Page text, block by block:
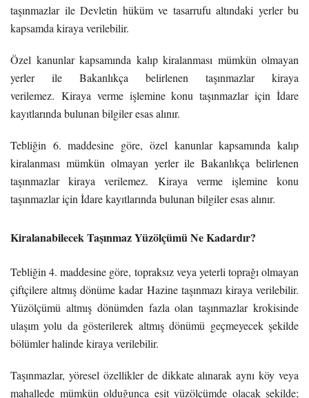
taşınmazlar ile Devletin hüküm ve tasarrufu altındaki yerler bu
kapsamda kiraya verilebilir.
Özel kanunlar kapsamında kalıp kiralanması mümkün olmayan
yerler ile Bakanlıkça belirlenen taşınmazlar kiraya
verilemez. Kiraya verme işlemine konu taşınmazlar için İdare
kayıtlarında bulunan bilgiler esas alınır.
Tebliğin 6. maddesine göre, özel kanunlar kapsamında kalıp
kiralanması mümkün olmayan yerler ile Bakanlıkça belirlenen
taşınmazlar kiraya verilemez. Kiraya verme işlemine konu
taşınmazlar için İdare kayıtlarında bulunan bilgiler esas alınır.
Kiralanabilecek Taşınmaz Yüzölçümü Ne Kadardır?
Tebliğin 4. maddesine göre, topraksız veya yeterli toprağı olmayan
çiftçilere altmış dönüme kadar Hazine taşınmazı kiraya verilebilir.
Yüzölçümü altmış dönümden fazla olan taşınmazlar krokisinde
ulaşım yolu da gösterilerek altmış dönümü geçmeyecek şekilde
bölümler halinde kiraya verilebilir.
Taşınmazlar, yöresel özellikler de dikkate alınarak aynı köy veya
mahallede mümkün olduğunca eşit yüzölçümde olacak şekilde;